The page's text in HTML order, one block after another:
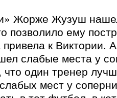
Жорже Жузуш
позволило ему
к Виктории.
слабые места у
что один тренер
мест у